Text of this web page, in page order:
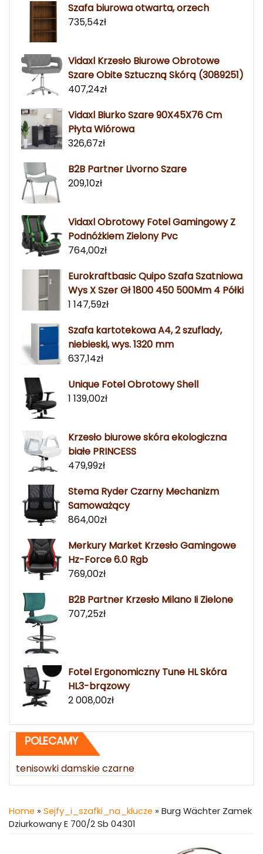
Szafa biurowa otwarta, orzech
735,54zł
Vidaxl Krzesło Biurowe Obrotowe
Szare Obite Sztuczną Skórą (3089251)
407,24zł
Vidaxl Biurko Szare 90X45X76 Cm
Płyta Wiórowa
326,67zł
B2B Partner Livorno Szare
209,10zł
Vidaxl Obrotowy Fotel Gamingowy Z
Podnóżkiem Zielony Pvc
764,00zł
Eurokraftbasic Quipo Szafa Szatniowa
Wys X Szer Gł 1800 450 500Mm 4 Półki
1 147,59zł
Szafa kartotekowa A4, 2 szuflady,
niebieski, wys. 1320 mm
637,14zł
Unique Fotel Obrotowy Shell
1 139,00zł
Krzesło biurowe skóra ekologiczna
białe PRINCESS
479,99zł
Stema Ryder Czarny Mechanizm
Samoważący
864,00zł
Merkury Market Krzesło Gamingowe
Hz-Force 6.0 Rgb
769,00zł
B2B Partner Krzesło Milano Ii Zielone
707,25zł
Fotel Ergonomiczny Tune HL Skóra
HL3-brązowy
2 008,00zł
POLECAMY
tenisowki damskie czarne
Home » Sejfy_i_szafki_na_klucze » Burg Wächter Zamek
Dziurkowany E 700/2 Sb 04301